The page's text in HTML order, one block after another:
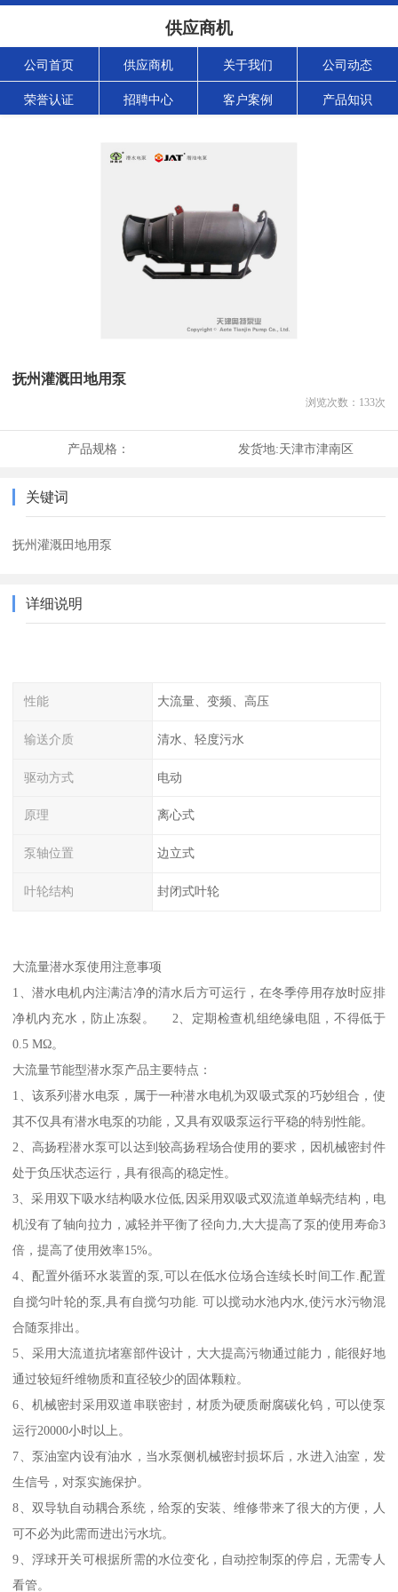
供应商机
公司首页 供应商机 关于我们 公司动态
荣誉认证 招聘中心 客户案例 产品知识
抚州灌溉田地用泵
浏览次数： 133次
产品规格： 发货地:天津市津南区
关键词
抚州灌溉田地用泵
详细说明
性能 大流量、变频、高压
输送介质 清水、轻度污水
驱动方式 电动
原理 离心式
泵轴位置 边立式
叶轮结构 封闭式叶轮
大流量潜水泵使用注意事项
1、潜水电机内注满洁净的清水后方可运行，在冬季停用存放时应排
净机内充水，防止冻裂。 2、定期检查机组绝缘电阻，不得低于
0.5 MΩ。
大流量节能型潜水泵产品主要特点：
1、该系列潜水电泵，属于一种潜水电机为双吸式泵的巧妙组合，使
其不仅具有潜水电泵的功能，又具有双吸泵运行平稳的特别性能。
2、高扬程潜水泵可以达到较高扬程场合使用的要求，因机械密封件
处于负压状态运行，具有很高的稳定性。
3、采用双下吸水结构吸水位低,因采用双吸式双流道单蜗壳结构，电
机没有了轴向拉力，减轻并平衡了径向力,大大提高了泵的使用寿命3
倍，提高了使用效率15%。
4、配置外循环水装置的泵,可以在低水位场合连续长时间工作.配置
自搅匀叶轮的泵,具有自搅匀功能. 可以搅动水池内水,使污水污物混
合随泵排出。
5、采用大流道抗堵塞部件设计，大大提高污物通过能力，能很好地
通过较短纤维物质和直径较少的固体颗粒。
6、机械密封采用双道串联密封，材质为硬质耐腐碳化钨，可以使泵
运行20000小时以上。
7、泵油室内设有油水，当水泵侧机械密封损坏后，水进入油室，发
生信号，对泵实施保护。
8、双导轨自动耦合系统，给泵的安装、维修带来了很大的方便，人
可不必为此需而进出污水坑。
9、浮球开关可根据所需的水位变化，自动控制泵的停启，无需专人
看管。